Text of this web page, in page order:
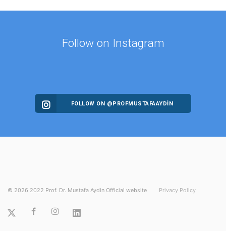
Follow on Instagram
FOLLOW ON @PROFMUSTAFAAYDIN
© 2026 2022 Prof. Dr. Mustafa Aydin Official website Privacy Policy